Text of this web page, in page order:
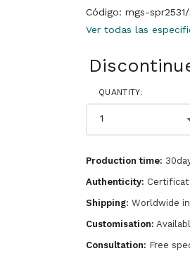
Código: mgs-
Ver todas las
QUANTITY:
Production time:
Authenticity:
Shipping: Worldwide
Customisation:
Consultation: Free